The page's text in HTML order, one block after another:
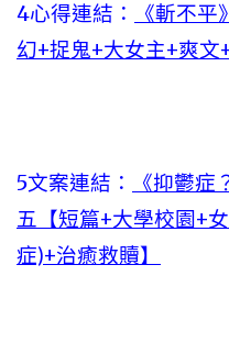
4心得連結：
《斬不
幻+捉鬼+大女主+爽文+
5文案連結：
《抑鬱
五【短篇+大學校園+
症)+治癒救贖】